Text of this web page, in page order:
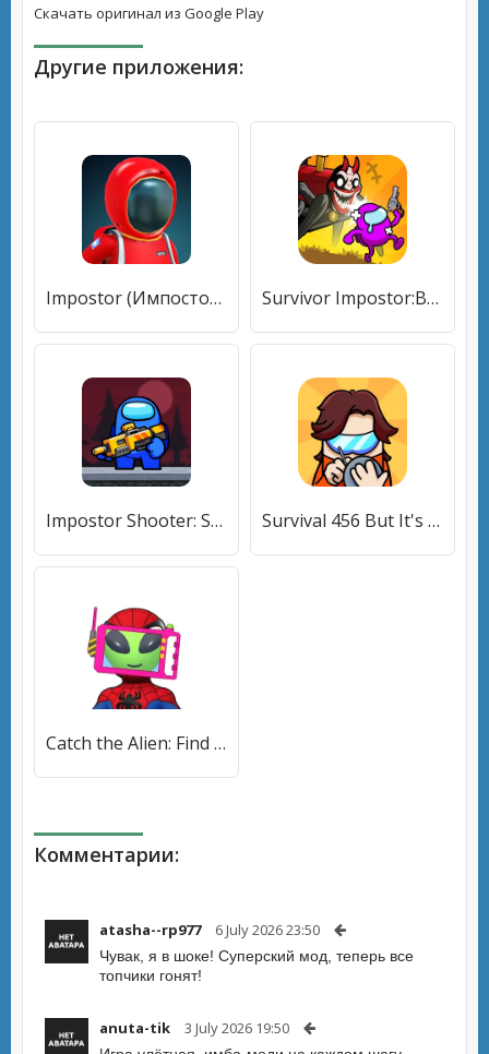
Скачать оригинал из Google Play
Другие приложения:
Impostor (Импостор) [МОД Все открыто] APK Android Survivor Impostor:BattleRoyale (Сурвайвер Импостер) [МОД Все открыто] APK Android
Impostor Shooter: Survival (Импостер Шутер) [МОД Бесконечные монеты] APK Android Survival 456 But It's Impostor [МОД Все открыто] APK Android
Catch the Alien: Find Impostor [МОД Много денег] APK Android
Комментарии:
atasha--rp977 6 July 2026 23:50
Чувак, я в шоке! Суперский мод, теперь все
топчики гонят!
anuta-tik 3 July 2026 19:50